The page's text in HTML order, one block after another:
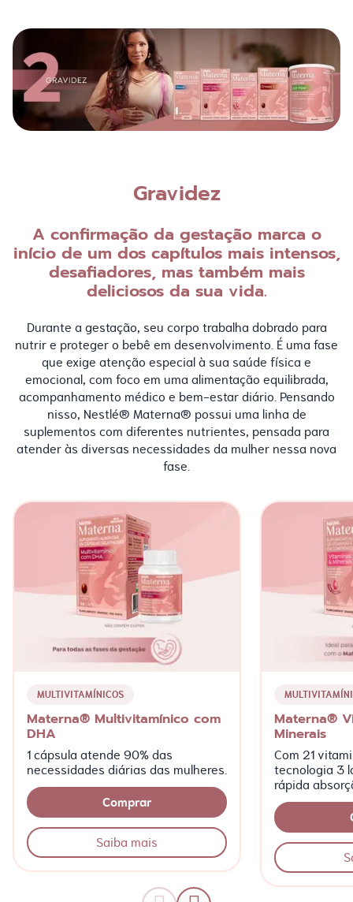
Gravidez
A confirmação da gestação marca o
início de um dos capítulos mais intensos,
desafiadores, mas também mais
deliciosos da sua vida.
Durante a gestação, seu corpo trabalha dobrado para
nutrir e proteger o bebê em desenvolvimento. É uma fase
que exige atenção especial à sua saúde física e
emocional, com foco em uma alimentação equilibrada,
acompanhamento médico e bem-estar diário. Pensando
nisso, Nestlé® Materna® possui uma linha de
suplementos com diferentes nutrientes, pensada para
atender às diversas necessidades da mulher nessa nova
fase.
MULTIVITAMÍNICOS
Materna® Multivitamínico com
DHA
1 cápsula atende 90% das
necessidades diárias das mulheres.
Comprar
Saiba mais
Materna®
Minerais
Com 21
tecnologia 3
rápida